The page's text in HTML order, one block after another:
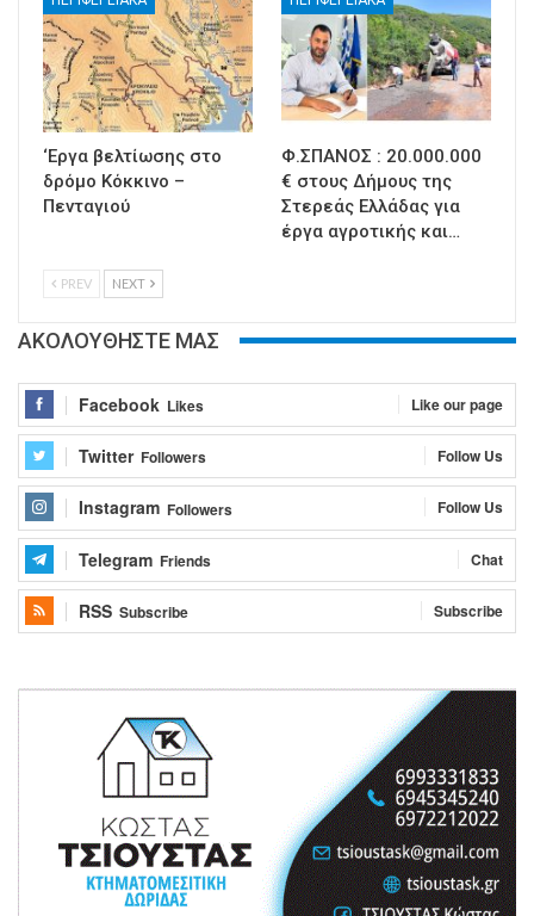
‘Εργα βελτίωσης στο
δρόμο Κόκκινο –
Πενταγιού
Φ.ΣΠΑΝΟΣ : 20.000.000
€ στους Δήμους της
Στερεάς Ελλάδας για
έργα αγροτικής και…
PREV NEXT
ΑΚΟΛΟΥΘΗΣΤΕ ΜΑΣ
Facebook Likes Like our page
Twitter Followers Follow Us
Instagram Followers Follow Us
Telegram Friends Chat
RSS Subscribe Subscribe